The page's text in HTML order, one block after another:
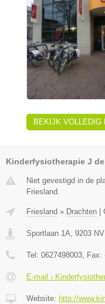
BEKIJK VOLLEDIG
Kinderfysiotherapie J
Niet gevestigd in de
Friesland.
Friesland » Drachten
Sportlaan 1A, 9203 NV
Tel: 0627498003, Fax:
E-mail ›
Website: http://